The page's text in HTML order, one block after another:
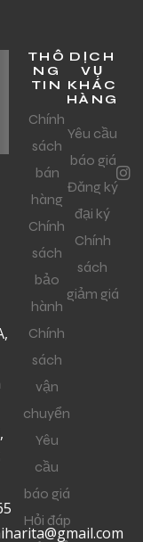
THÔ
NG
TIN
Chính
sách
bán
hàng
Chính
sách
bảo
hành
Chính
sách
vận
chuyển
Yêu
cầu
báo giá
Hỏi đáp
DỊCH
VỤ
KHÁC
HÀNG
Yêu cầu
báo giá
Đăng ký
đại ký
Chính
sách
giảm giá